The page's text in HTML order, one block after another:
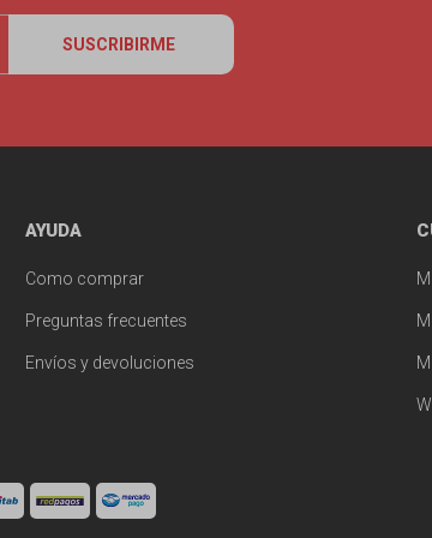
SUSCRIBIRME
AYUDA
Como comprar
Preguntas frecuentes
Envíos y devoluciones